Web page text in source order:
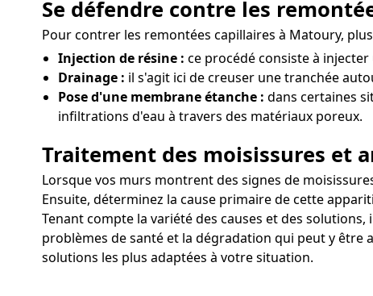
Se défendre contre les
Pour contrer les remontées capillaires à Matoury,
Injection de résine : ce procédé consiste à
Drainage : il s'agit ici de creuser une tranchée
Pose d'une membrane étanche : dans certaines
infiltrations d'eau à travers des matériaux poreux.
Traitement des moisissures et
Lorsque vos murs montrent des signes de
Ensuite, déterminez la cause primaire de cette
Tenant compte la variété des causes et des
problèmes de santé et la dégradation qui peut y être
solutions les plus adaptées à votre situation.